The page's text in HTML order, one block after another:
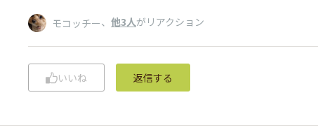
モコッチー、 他3人がリアクション
いいね 返信する